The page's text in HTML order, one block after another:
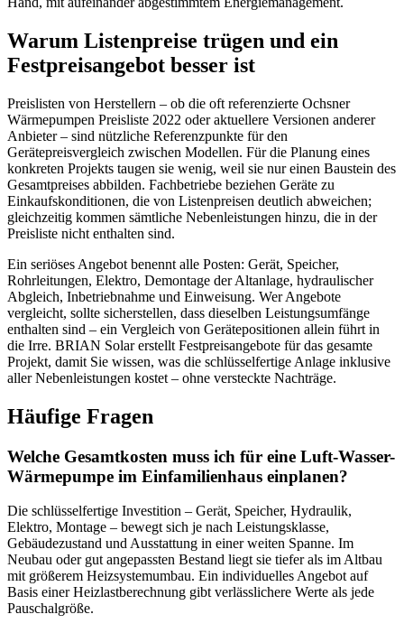
Warum Listenpreise trügen und ein
Festpreisangebot besser ist
Preislisten von Herstellern – ob die oft referenzierte Ochsner
Wärmepumpen Preisliste 2022 oder aktuellere Versionen anderer
Anbieter – sind nützliche Referenzpunkte für den
Gerätepreisvergleich zwischen Modellen. Für die Planung eines
konkreten Projekts taugen sie wenig, weil sie nur einen Baustein des
Gesamtpreises abbilden. Fachbetriebe beziehen Geräte zu
Einkaufskonditionen, die von Listenpreisen deutlich abweichen;
gleichzeitig kommen sämtliche Nebenleistungen hinzu, die in der
Preisliste nicht enthalten sind.
Ein seriöses Angebot benennt alle Posten: Gerät, Speicher,
Rohrleitungen, Elektro, Demontage der Altanlage, hydraulischer
Abgleich, Inbetriebnahme und Einweisung. Wer Angebote
vergleicht, sollte sicherstellen, dass dieselben Leistungsumfänge
enthalten sind – ein Vergleich von Gerätepositionen allein führt in
die Irre. BRIAN Solar erstellt Festpreisangebote für das gesamte
Projekt, damit Sie wissen, was die schlüsselfertige Anlage inklusive
aller Nebenleistungen kostet – ohne versteckte Nachträge.
Häufige Fragen
Welche Gesamtkosten muss ich für eine Luft-Wasser-
Wärmepumpe im Einfamilienhaus einplanen?
Die schlüsselfertige Investition – Gerät, Speicher, Hydraulik,
Elektro, Montage – bewegt sich je nach Leistungsklasse,
Gebäudezustand und Ausstattung in einer weiten Spanne. Im
Neubau oder gut angepassten Bestand liegt sie tiefer als im Altbau
mit größerem Heizsystemumbau. Ein individuelles Angebot auf
Basis einer Heizlastberechnung gibt verlässlichere Werte als jede
Pauschalgröße.